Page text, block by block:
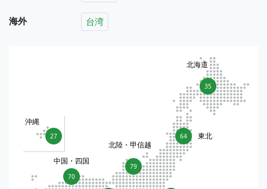
海外 台湾
35
北海道
64 東北
79
北陸・甲信越
70
中国・四国
27
沖縄